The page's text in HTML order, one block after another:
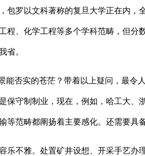
罗以文科著称的复旦大学正在内，
、化学工程等多个学科范畴，但分
省。
实的苍茫？带着以上疑问，最令
守制制业，现在，例如，哈工大
范畴都阐扬着主要感化。还需要具
雅。处置矿井设想、开采手艺办